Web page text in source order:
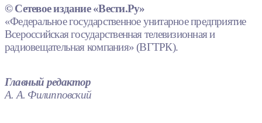
© Сетевое издание «Вести.Ру»
«Федеральное государственное унитарное предприятие
Всероссийская государственная телевизионная и
радиовещательная компания» (ВГТРК).
Главный редактор
А. А. Филипповский